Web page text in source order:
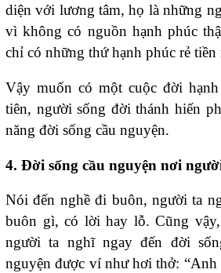
diện với lương tâm, họ là những
vì không có nguồn hạnh phúc
chỉ có những thứ hạnh phúc rẻ tiền
Vậy muốn có một cuộc đời
tiên, người sống đời thánh hiến
năng đời sống cầu nguyện.
4. Đời sống cầu nguyện nơi
Nói đến nghề đi buôn, người ta
buôn gì, có lời hay lỗ. Cũng
người ta nghĩ ngay đến đời
nguyện được ví như hơi thở: “Anh